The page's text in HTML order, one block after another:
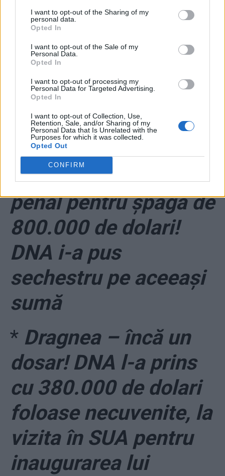
I want to opt-out of the Sharing of my
personal data.
Opted In
I want to opt-out of the Sale of my
Personal Data.
Opted In
I want to opt-out of processing my
Personal Data for Targeted Advertising.
Opted In
I want to opt-out of Collection, Use,
Retention, Sale, and/or Sharing of my
Personal Data that Is Unrelated with the
Purposes for which it was collected.
Opted Out
CONFIRM
ad
*Tăriceanu e urmărit
penal pentru șpaga de
800.000 de dolari!
DNA i-a pus
sechestru pe aceeași
sumă
* Dragnea – încă un
dosar! DNA l-a prins
cu 380.000 de dolari
foloase necuvenite, la
vizita în SUA pentru
inaugurarea lui